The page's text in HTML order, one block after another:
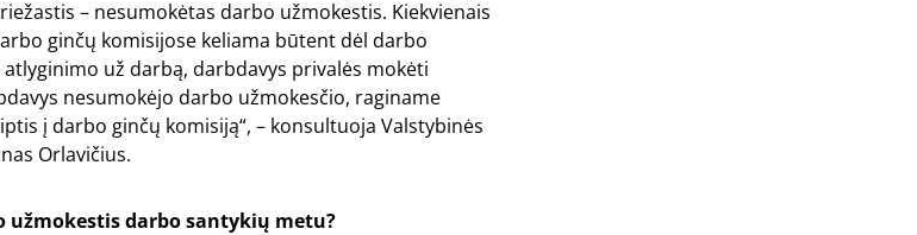
– nesumokėtas darbo užmokestis. Kiekvienais
ginčų komisijose keliama būtent dėl darbo
už darbą, darbdavys privalės mokėti
nesumokėjo darbo užmokesčio, raginame
į darbo ginčų komisiją“, – konsultuoja Valstybinės
Orlavičius.
darbo santykių metu?